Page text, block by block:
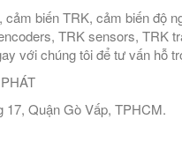
biến TRK, cảm biến độ
TRK sensors, TRK
với chúng tôi để tư vấn hỗ
Quận Gò Vấp, TPHCM.